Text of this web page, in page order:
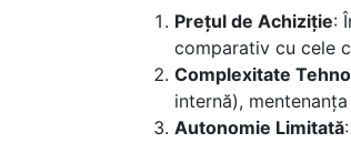
Prețul de Achiziție:
comparativ cu cele
Complexitate
internă),
Autonomie Limitată